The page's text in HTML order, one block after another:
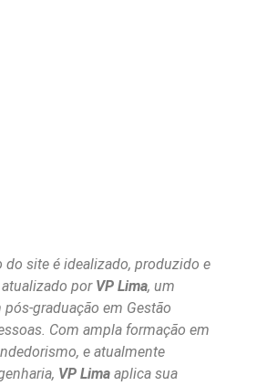
do site é idealizado, produzido e
por VP Lima, um
graduação em Gestão
Com ampla formação em
e atualmente
VP Lima aplica sua